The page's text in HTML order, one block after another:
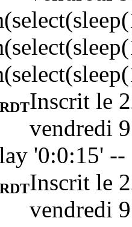
Inscrit le
vendredi
'0:0:15' --
Inscrit le
vendredi